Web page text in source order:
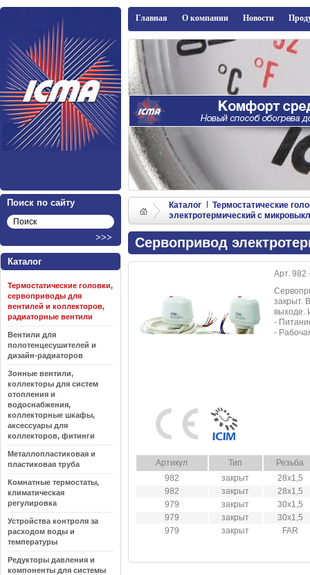
Каталог
Термостатические
электротермический с
Сервопривод
Арт. 982
закрыт.
выходе.
-
-
Артикул
982
982
979
979
979
Тип
Резьба
закрыт
28х1,5
закрыт
28х1,5
закрыт
30х1,5
закрыт
30х1,5
закрыт
FAR
Каталог
Термостатические головки,
сервоприводы для
вентилей и коллекторов,
радиаторные вентили
Вентили для
полотенцесушителей и
дизайн-радиаторов
Зонные вентили,
коллекторы для систем
отопления и
водоснабжения,
коллекторные шкафы,
аксессуары для
коллекторов, фитинги
Металлопластиковая и
пластиковая труба
Комнатные термостаты,
климатическая
регулировка
Устройства контроля за
расходом воды и
температуры
Редукторы давления и
компоненты для системы
ICMA
Главная О компании Новости
Поиск по сайту